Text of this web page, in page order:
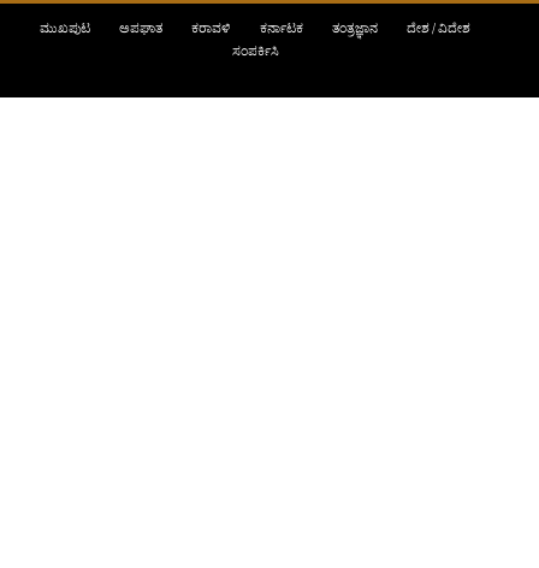
ಮುಖಪುಟ ಅಪಘಾತ ಕರಾವಳಿ ಕರ್ನಾಟಕ ತಂತ್ರಜ್ಞಾನ
ದೇಶ / ವಿದೇಶ
ಸಂಪರ್ಕಿಸಿ